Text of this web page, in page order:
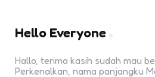
Hello Everyone
Hallo, terima kasih sudah mau
Perkenalkan, nama panjangku